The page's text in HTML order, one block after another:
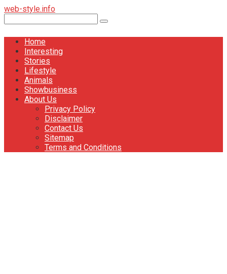
Перейти
контенту
web-style.info
Home
Interesting
Stories
Lifestyle
Animals
Showbusiness
About Us
Privacy Policy
Disclaimer
Contact Us
Sitemap
Terms and Conditions